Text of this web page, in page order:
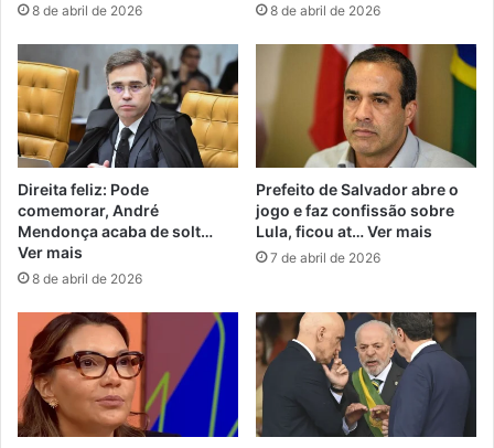
8 de abril de 2026 8 de abril de 2026
Direita feliz: Pode
comemorar, André
Mendonça acaba de solt…
Ver mais
8 de abril de 2026
Prefeito de Salvador abre o
jogo e faz confissão sobre
Lula, ficou at… Ver mais
7 de abril de 2026